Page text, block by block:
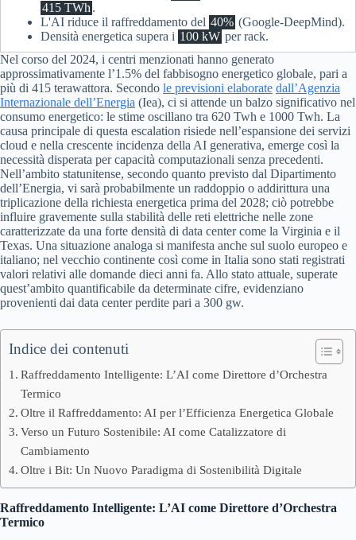
415 TWh .
L'AI riduce il raffreddamento del 40% (Google-DeepMind).
Densità energetica supera i 100 kW per rack.
Nel corso del 2024, i centri menzionati hanno generato
approssimativamente l’1.5% del fabbisogno energetico globale, pari a
più di 415 terawattora. Secondo le previsioni elaborate dall’Agenzia
Internazionale dell’Energia (Iea), ci si attende un balzo significativo nel
consumo energetico: le stime oscillano tra 620 Twh e 1000 Twh. La
causa principale di questa escalation risiede nell’espansione dei servizi
cloud e nella crescente incidenza della AI generativa, emerge così la
necessità disperata per capacità computazionali senza precedenti.
Nell’ambito statunitense, secondo quanto previsto dal Dipartimento
dell’Energia, vi sarà probabilmente un raddoppio o addirittura una
triplicazione della richiesta energetica prima del 2028; ciò potrebbe
influire gravemente sulla stabilità delle reti elettriche nelle zone
caratterizzate da una forte densità di data center come la Virginia e il
Texas. Una situazione analoga si manifesta anche sul suolo europeo e
italiano; nel vecchio continente così come in Italia sono stati registrati
valori relativi alle domande dieci anni fa. Allo stato attuale, superate
quest’ambito quantificabile da determinate cifre, evidenziano
provenienti dai data center perdite pari a 300 gw.
Indice dei contenuti
Raffreddamento Intelligente: L’AI come Direttore d’Orchestra
Termico
Oltre il Raffreddamento: AI per l’Efficienza Energetica Globale
Verso un Futuro Sostenibile: AI come Catalizzatore di
Cambiamento
Oltre i Bit: Un Nuovo Paradigma di Sostenibilità Digitale
Raffreddamento Intelligente: L’AI come Direttore d’Orchestra
Termico